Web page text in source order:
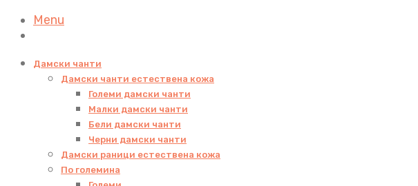
Menu
Дамски чанти
Дамски чанти естествена кожа
Големи дамски чанти
Малки дамски чанти
Бели дамски чанти
Черни дамски чанти
Дамски раници естествена кожа
По големина